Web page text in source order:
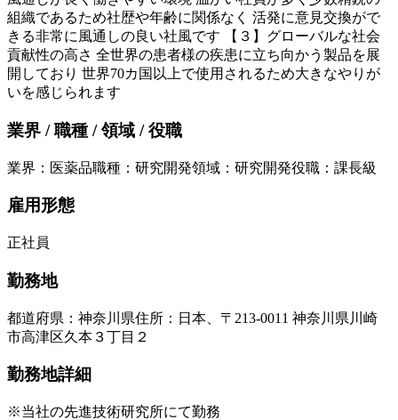
組織であるため社歴や年齢に関係なく 活発に意見交換がで
きる非常に風通しの良い社風です 【３】グローバルな社会
貢献性の高さ 全世界の患者様の疾患に立ち向かう製品を展
開しており 世界70カ国以上で使用されるため大きなやりが
いを感じられます
業界 / 職種 / 領域 / 役職
業界 ： 医薬品職種 ： 研究開発領域 ： 研究開発役職 ： 課長級
雇用形態
正社員
勤務地
都道府県 ： 神奈川県住所 ： 日本、〒213-0011 神奈川県川崎
市高津区久本３丁目２
勤務地詳細
※当社の先進技術研究所にて勤務